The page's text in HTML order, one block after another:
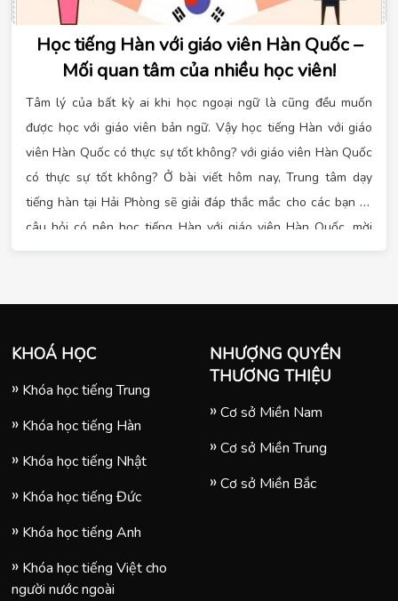
Học tiếng Hàn với giáo viên Hàn Quốc –
Mối quan tâm của nhiều học viên!
Tâm lý của bất kỳ ai khi học ngoại ngữ là cũng đều muốn
được học với giáo viên bản ngữ. Vậy học tiếng Hàn với giáo
viên Hàn Quốc có thực sự tốt không? với giáo viên Hàn Quốc
có thực sự tốt không? Ở bài viết hôm nay, Trung tâm dạy
tiếng hàn tại Hải Phòng sẽ giải đáp thắc mắc cho các bạn về
câu hỏi có nên học tiếng Hàn với giáo viên Hàn Quốc, mời
các bạn cùng theo dõi nhé!
KHOÁ HỌC
Khóa học tiếng Trung
Khóa học tiếng Hàn
Khóa học tiếng Nhật
Khóa học tiếng Đức
Khóa học tiếng Anh
Khóa học tiếng Việt cho
người nước ngoài
NHƯỢNG QUYỀN
THƯƠNG THIỆU
Cơ sở Miền Nam
Cơ sở Miền Trung
Cơ sở Miền Bắc